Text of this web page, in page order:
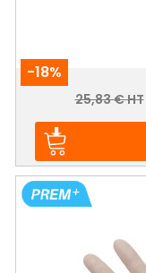
-18%
Prix
Prix
25,83 € HT